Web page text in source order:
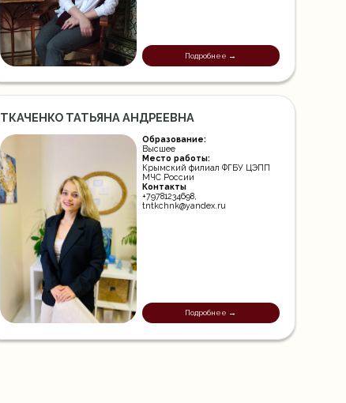
Подробнее →
ТКАЧЕНКО ТАТЬЯНА АНДРЕЕВНА
Образование:
Высшее
Место работы:
Крымский филиал ФГБУ ЦЭПП
МЧС России
Контакты
+79781234698,
tntkchnk@yandex.ru
Подробнее →